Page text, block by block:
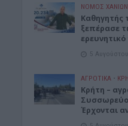
ΝΟΜΌΣ ΧΑΝΊΩΝ
Καθηγητής
ξεπέρασε
5
ΑΓΡΟΤΙΚΑ •
Κρήτη –
Έρχονται